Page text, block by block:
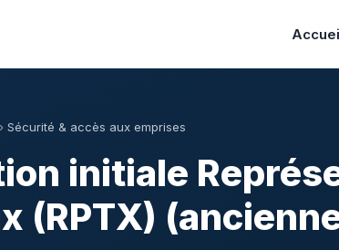
› Sécurité & accès aux emprises
initiale
(RPTX)